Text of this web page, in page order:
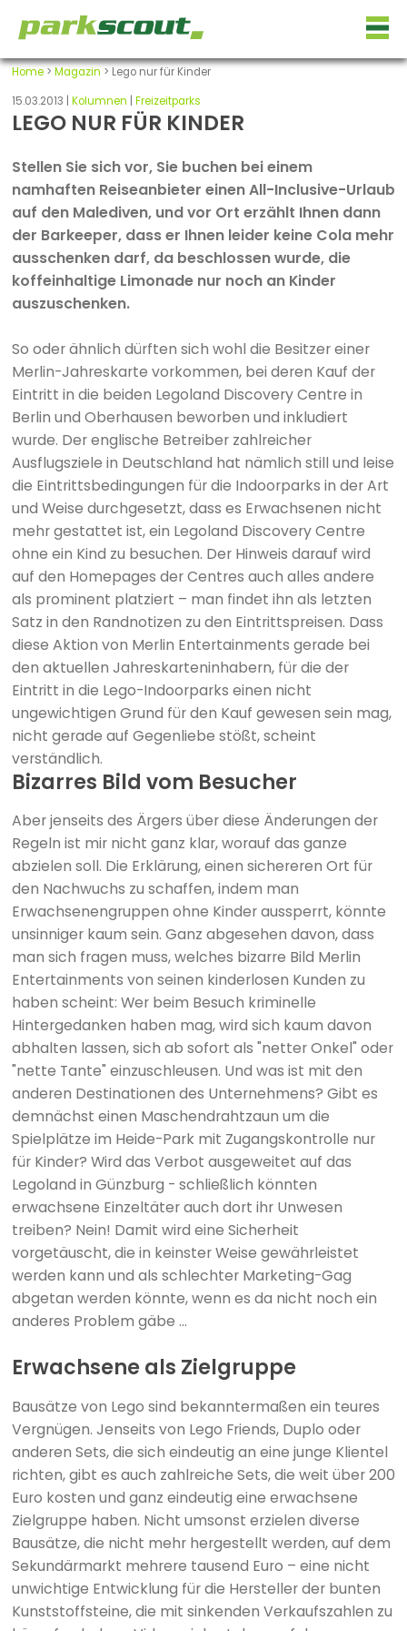
Home> Magazin > Lego nur für Kinder
15.03.2013 | Kolumnen Freizeitparks
LEGO NUR FÜR KINDER
Stellen Sie sich vor, Sie buchen bei einem
namhaften Reiseanbieter einen All-Inclusive-Urlaub
auf den Malediven, und vor Ort erzählt Ihnen dann
der Barkeeper, dass er Ihnen leider keine Cola mehr
ausschenken darf, da beschlossen wurde, die
koffeinhaltige Limonade nur noch an Kinder
auszuschenken.
So oder ähnlich dürften sich wohl die Besitzer einer
Merlin-Jahreskarte vorkommen, bei deren Kauf der
Eintritt in die beiden Legoland Discovery Centre in
Berlin und Oberhausen beworben und inkludiert
wurde. Der englische Betreiber zahlreicher
Ausflugsziele in Deutschland hat nämlich still und leise
die Eintrittsbedingungen für die Indoorparks in der Art
und Weise durchgesetzt, dass es Erwachsenen nicht
mehr gestattet ist, ein Legoland Discovery Centre
ohne ein Kind zu besuchen. Der Hinweis darauf wird
auf den Homepages der Centres auch alles andere
als prominent platziert – man findet ihn als letzten
Satz in den Randnotizen zu den Eintrittspreisen. Dass
diese Aktion von Merlin Entertainments gerade bei
den aktuellen Jahreskarteninhabern, für die der
Eintritt in die Lego-Indoorparks einen nicht
ungewichtigen Grund für den Kauf gewesen sein mag,
nicht gerade auf Gegenliebe stößt, scheint
verständlich.
Bizarres Bild vom Besucher
Aber jenseits des Ärgers über diese Änderungen der
Regeln ist mir nicht ganz klar, worauf das ganze
abzielen soll. Die Erklärung, einen sichereren Ort für
den Nachwuchs zu schaffen, indem man
Erwachsenengruppen ohne Kinder aussperrt, könnte
unsinniger kaum sein. Ganz abgesehen davon, dass
man sich fragen muss, welches bizarre Bild Merlin
Entertainments von seinen kinderlosen Kunden zu
haben scheint: Wer beim Besuch kriminelle
Hintergedanken haben mag, wird sich kaum davon
abhalten lassen, sich ab sofort als "netter Onkel" oder
"nette Tante" einzuschleusen. Und was ist mit den
anderen Destinationen des Unternehmens? Gibt es
demnächst einen Maschendrahtzaun um die
Spielplätze im Heide-Park mit Zugangskontrolle nur
für Kinder? Wird das Verbot ausgeweitet auf das
Legoland in Günzburg - schließlich könnten
erwachsene Einzeltäter auch dort ihr Unwesen
treiben? Nein! Damit wird eine Sicherheit
vorgetäuscht, die in keinster Weise gewährleistet
werden kann und als schlechter Marketing-Gag
abgetan werden könnte, wenn es da nicht noch ein
anderes Problem gäbe …
Erwachsene als Zielgruppe
Bausätze von Lego sind bekanntermaßen ein teures
Vergnügen. Jenseits von Lego Friends, Duplo oder
anderen Sets, die sich eindeutig an eine junge Klientel
richten, gibt es auch zahlreiche Sets, die weit über 200
Euro kosten und ganz eindeutig eine erwachsene
Zielgruppe haben. Nicht umsonst erzielen diverse
Bausätze, die nicht mehr hergestellt werden, auf dem
Sekundärmarkt mehrere tausend Euro – eine nicht
unwichtige Entwicklung für die Hersteller der bunten
Kunststoffsteine, die mit sinkenden Verkaufszahlen zu